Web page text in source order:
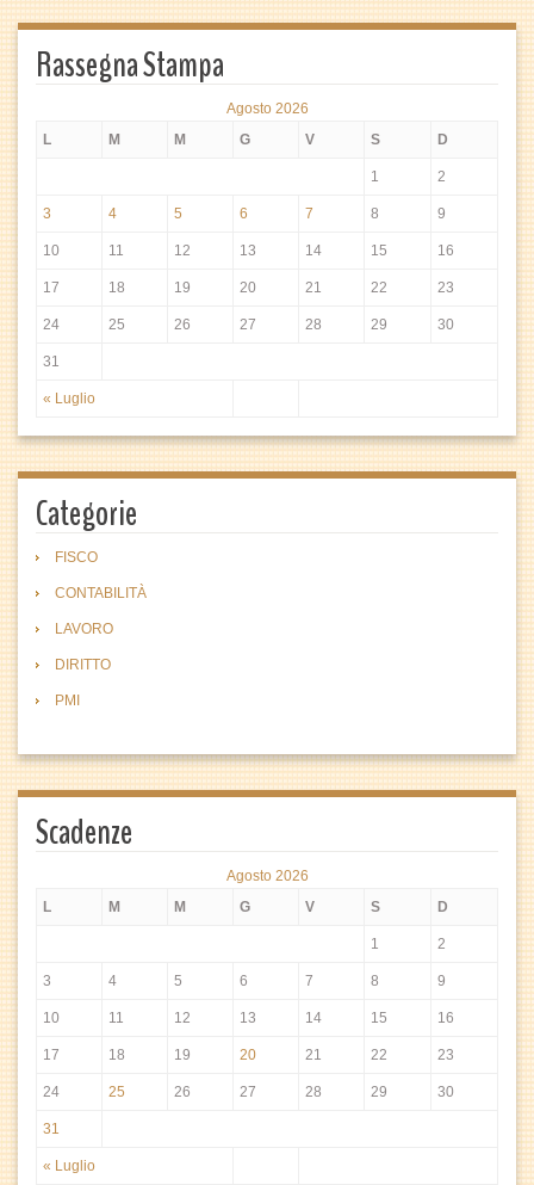
Rassegna Stampa
Agosto 2026
L
M M G V S D
« Luglio
1 2
3 4 5 6 7 8 9
10 11 12 13 14 15 16
17 18 19 20 21 22 23
24 25 26 27 28 29 30
31
Categorie
FISCO
CONTABILITÀ
LAVORO
DIRITTO
PMI
Scadenze
Agosto 2026
L
M M G V S D
« Luglio
1 2
3 4 5 6 7 8 9
10 11 12 13 14 15 16
17 18 19 20 21 22 23
24 25 26 27 28 29 30
31